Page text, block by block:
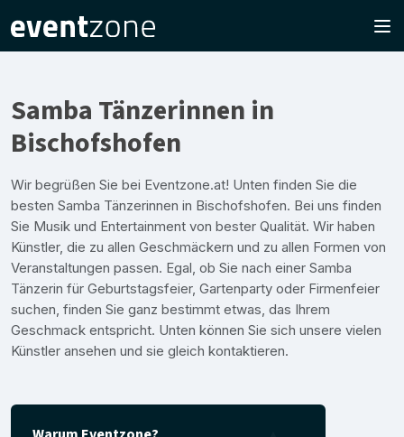
Samba Tänzerinnen in
Bischofshofen
Wir begrüßen Sie bei Eventzone.at! Unten finden Sie die
besten Samba Tänzerinnen in Bischofshofen. Bei uns finden
Sie Musik und Entertainment von bester Qualität. Wir haben
Künstler, die zu allen Geschmäckern und zu allen Formen von
Veranstaltungen passen. Egal, ob Sie nach einer Samba
Tänzerin für Geburtstagsfeier, Gartenparty oder Firmenfeier
suchen, finden Sie ganz bestimmt etwas, das Ihrem
Geschmack entspricht. Unten können Sie sich unsere vielen
Künstler ansehen und sie gleich kontaktieren.